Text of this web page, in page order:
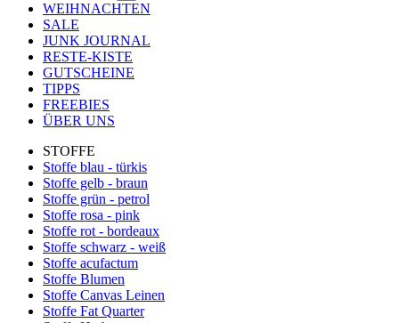
WEIHNACHTEN
SALE
JUNK JOURNAL
RESTE-KISTE
GUTSCHEINE
TIPPS
FREEBIES
ÜBER UNS
STOFFE
Stoffe blau - türkis
Stoffe gelb - braun
Stoffe grün - petrol
Stoffe rosa - pink
Stoffe rot - bordeaux
Stoffe schwarz - weiß
Stoffe acufactum
Stoffe Blumen
Stoffe Canvas Leinen
Stoffe Fat Quarter